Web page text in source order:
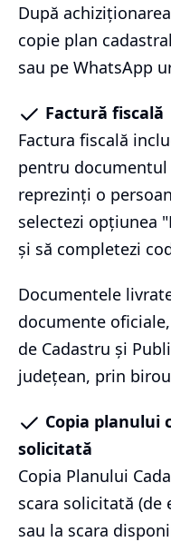
După
copie plan cadastral
sau pe WhatsApp
Factură fiscală
Factura fiscală
pentru
reprezinți o
selectezi opțiunea
și să completezi
Documentele
documente
de Cadastru și
județean, prin
Copia planului
solicitată
Copia Planului
scara solicitată (de
sau la scara